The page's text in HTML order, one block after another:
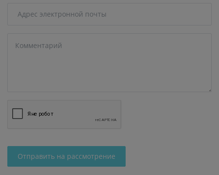
Отправить на рассмотрение